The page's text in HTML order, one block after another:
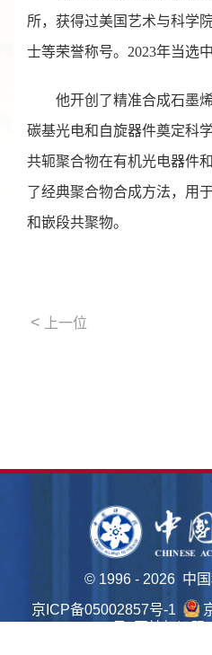
所，获得过美国艺术与科学
士等荣誉称号。2023年当选
他开创了精准合成石墨烯
碳基光电和自旋器件奠定科
共轭聚合物在有机光电器件
了经典聚合物合成方法，用
和嵌段共聚物。
< 上一位
© 1996 - 2026 中
京ICP备05002857号-1